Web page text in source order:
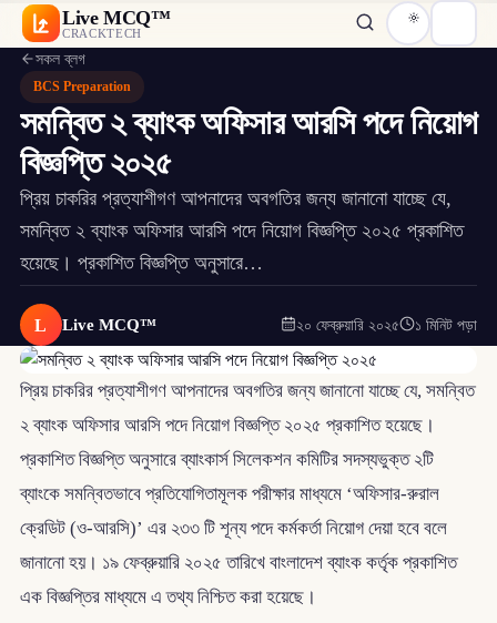
Live MCQ™
CRACKTECH
সকল ব্লগ
BCS Preparation
সমন্বিত ২ ব্যাংক অফিসার আরসি পদে নিয়োগ
বিজ্ঞপ্তি ২০২৫
প্রিয় চাকরির প্রত্যাশীগণ আপনাদের অবগতির জন্য জানানো যাচ্ছে যে,
সমন্বিত ২ ব্যাংক অফিসার আরসি পদে নিয়োগ বিজ্ঞপ্তি ২০২৫ প্রকাশিত
হয়েছে। প্রকাশিত বিজ্ঞপ্তি অনুসারে…
L Live MCQ™ ২০ ফেব্রুয়ারি ২০২৫ ১ মিনিট পড়া
প্রিয় চাকরির প্রত্যাশীগণ আপনাদের অবগতির জন্য জানানো যাচ্ছে যে, সমন্বিত
২ ব্যাংক অফিসার আরসি পদে নিয়োগ বিজ্ঞপ্তি ২০২৫ প্রকাশিত হয়েছে।
প্রকাশিত বিজ্ঞপ্তি অনুসারে ব্যাংকার্স সিলেকশন কমিটির সদস্যভুক্ত ২টি
ব্যাংকে সমন্বিতভাবে প্রতিযোগিতামূলক পরীক্ষার মাধ্যমে ‘অফিসার-রুরাল
ক্রেডিট (ও-আরসি)’ এর ২৩৩ টি শূন্য পদে কর্মকর্তা নিয়োগ দেয়া হবে বলে
জানানো হয়। ১৯ ফেব্রুয়ারি ২০২৫ তারিখে বাংলাদেশ ব্যাংক কর্তৃক প্রকাশিত
এক বিজ্ঞপ্তির মাধ্যমে এ তথ্য নিশ্চিত করা হয়েছে।